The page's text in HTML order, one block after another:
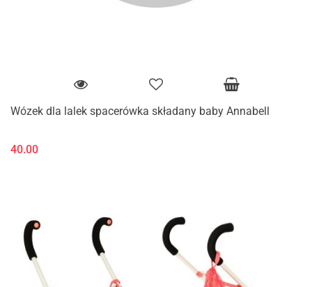
Wózek dla lalek spacerówka składany baby Annabell
40.00